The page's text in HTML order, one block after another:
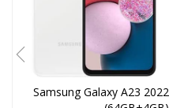
Samsung Galaxy A23 2022